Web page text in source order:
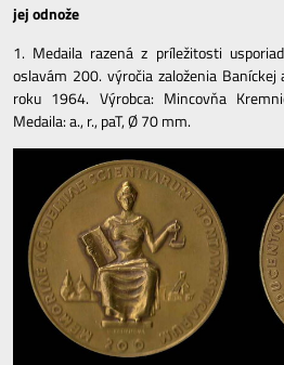
jej odnože
1. Medaila razená z príležitosti
oslavám 200. výročia založenia
roku 1964. Výrobca: Mincovňa
Medaila: a., r., paT, Ø 70 mm.